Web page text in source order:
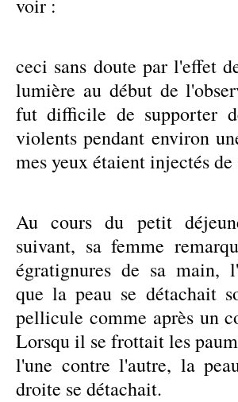
voir :
ceci sans doute par l'effet
lumière au début de
fut difficile de supporter
violents pendant environ
mes yeux étaient injectés de
Au cours du petit
suivant, sa femme
égratignures de sa main,
que la peau se détachait
pellicule comme après un
Lorsqu il se frottait les
l'une contre l'autre, la
droite se détachait.